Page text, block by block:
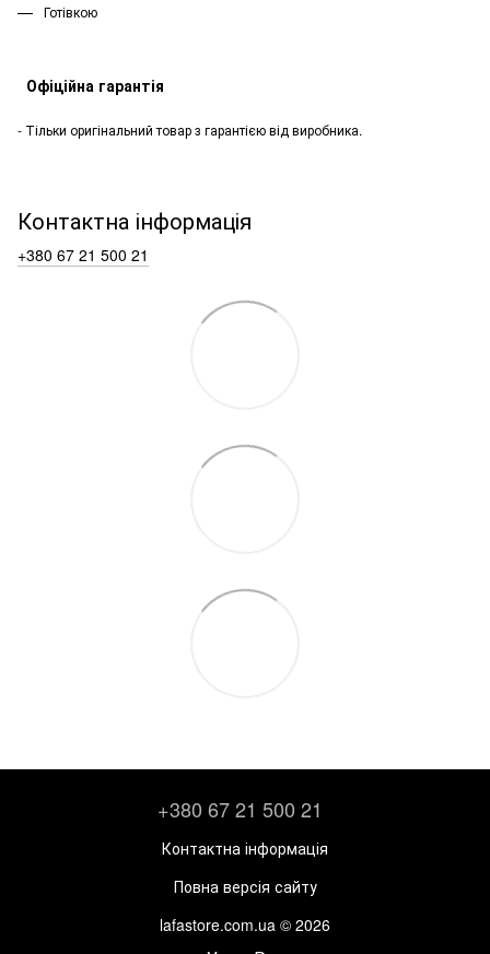
Готівкою
Офіційна гарантія
- Тільки оригінальний товар з гарантією від виробника.
Контактна інформація
+380 67 21 500 21
+380 67 21 500 21
Контактна інформація
Повна версія сайту
lafastore.com.ua © 2026